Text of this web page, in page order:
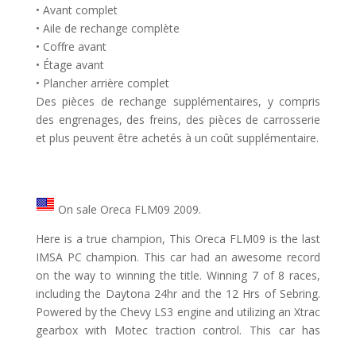
• Avant complet
• Aile de rechange complète
• Coffre avant
• Étage avant
• Plancher arrière complet
Des pièces de rechange supplémentaires, y compris
des engrenages, des freins, des pièces de carrosserie
et plus peuvent être achetés à un coût supplémentaire.
On sale Oreca FLM09 2009.
Here is a true champion, This Oreca FLM09 is the last
IMSA PC champion. This car had an awesome record
on the way to winning the title. Winning 7 of 8 races,
including the Daytona 24hr and the 12 Hrs of Sebring.
Powered by the Chevy LS3 engine and utilizing an Xtrac
gearbox with Motec traction control. This car has